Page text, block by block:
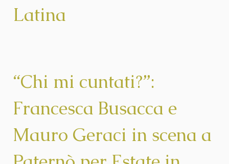
Latina
“Chi mi cuntati?”:
Francesca Busacca e
Mauro Geraci in scena a